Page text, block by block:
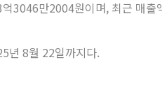
3046만2004원이며, 최근 매출
년 8월 22일까지다.